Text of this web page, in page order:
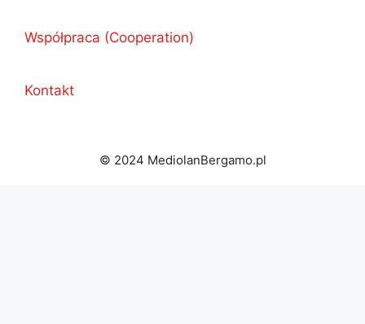
Współpraca (Cooperation)
Kontakt
© 2024 MediolanBergamo.pl